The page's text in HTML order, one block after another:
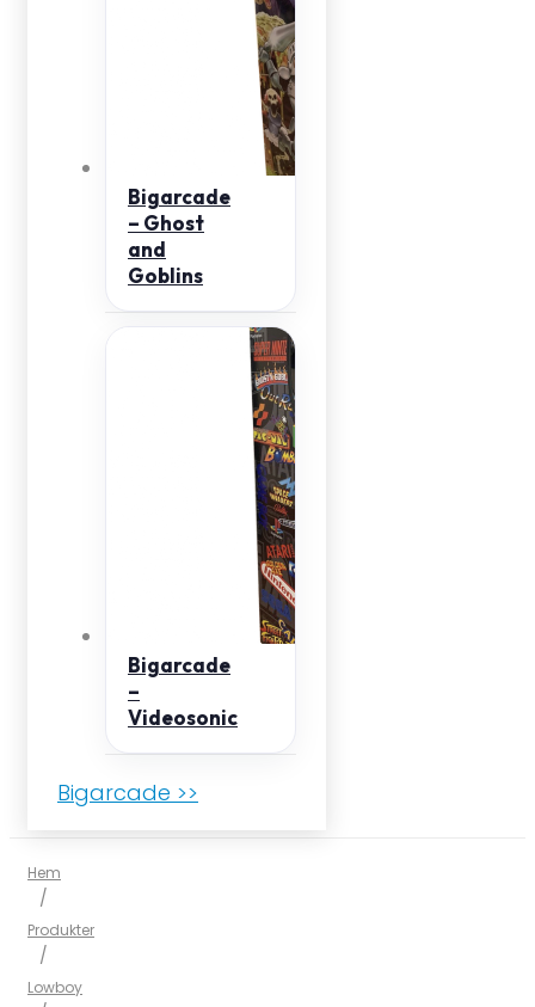
Bigarcade
– Ghost
and
Goblins
Bigarcade
–
Videosonic
Bigarcade >>
Hem
/
Produkter
/
Lowboy